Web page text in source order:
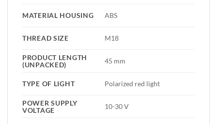
MATERIAL HOUSING ABS
THREAD SIZE M18
PRODUCT LENGTH
(UNPACKED)
45 mm
TYPE OF LIGHT Polarized red light
POWER SUPPLY
VOLTAGE
10-30 V